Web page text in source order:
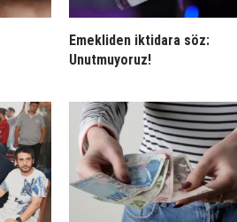
Emekliden iktidara söz:
Unutmuyoruz!